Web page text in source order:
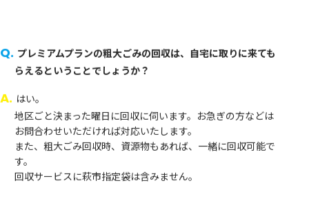
Q. プレミアムプランの粗大ごみの回収は、自宅に取りに来ても
らえるということでしょうか？
A. はい。
地区ごと決まった曜日に回収に伺います。お急ぎの方などは
お問合わせいただければ対応いたします。
また、粗大ごみ回収時、資源物もあれば、一緒に回収可能で
す。
回収サービスに萩市指定袋は含みません。